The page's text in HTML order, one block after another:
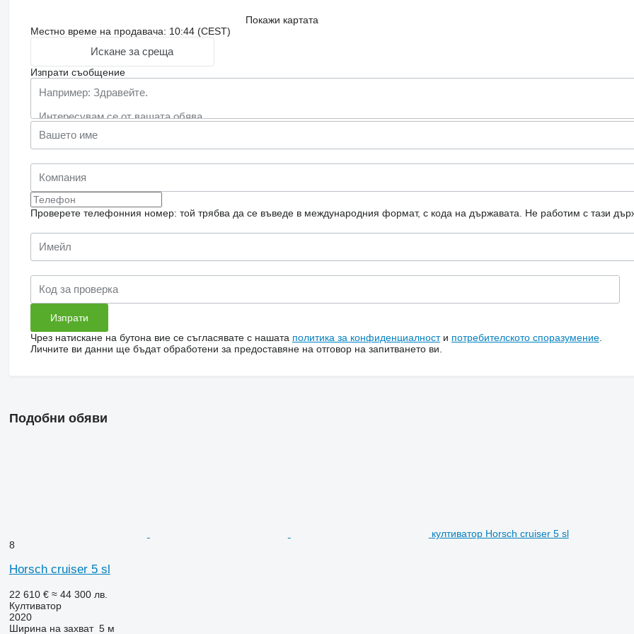
Покажи картата
Местно време на продавача: 10:44 (CEST)
Искане за среща
Изпрати съобщение
Проверете телефонния номер: той трябва да се въведе в международния формат, с кода на държавата. Не работим с тази
Чрез натискане на бутона вие се съгласявате с нашата политика за конфиденциалности потребителското споразумение.
Личните ви данни ще бъдат обработени за предоставяне на отговор на запитването ви.
Подобни обяви
култиватор Horsch cruiser 5 sl
8
Horsch cruiser 5 sl
22 610 € ≈ 44 300 лв.
Култиватор
2020
Ширина на захват 5 м